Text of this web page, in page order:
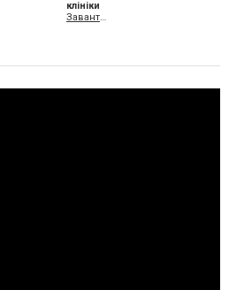
клініки
Завантажити XLS